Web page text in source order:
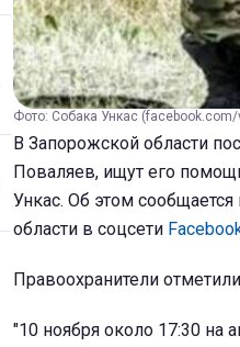
Фото: Собака Ункас (facebook.com/
В Запорожской области
Поваляев, ищут его
Ункас. Об этом
области в соцсети
Правоохранители
"10 ноября около 17:30 на